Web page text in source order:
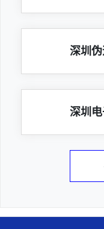
深圳
深圳